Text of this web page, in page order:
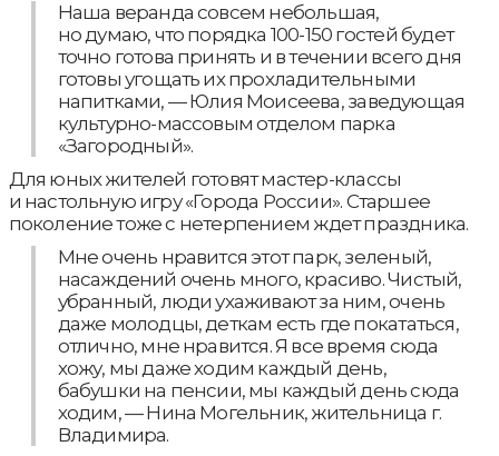
Наша веранда совсем небольшая,
но думаю, что порядка 100-150 гостей будет
точно готова принять и в течении всего дня
готовы угощать их прохладительными
напитками, — Юлия Моисеева, заведующая
культурно-массовым отделом парка
«Загородный».
Для юных жителей готовят мастер-классы
и настольную игру «Города России». Старшее
поколение тоже с нетерпением ждет праздника.
Мне очень нравится этот парк, зеленый,
насаждений очень много, красиво. Чистый,
убранный, люди ухаживают за ним, очень
даже молодцы, деткам есть где покататься,
отлично, мне нравится. Я все время сюда
хожу, мы даже ходим каждый день,
бабушки на пенсии, мы каждый день сюда
ходим, — Нина Могельник, жительница г.
Владимира.